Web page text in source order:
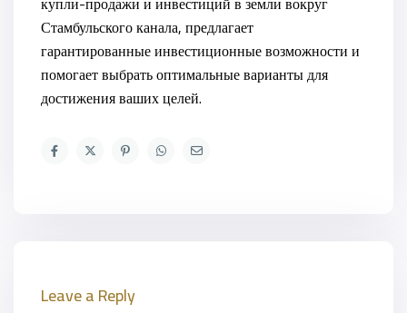
Стамбульского канала, предлагает
гарантированные инвестиционные возможности и
помогает выбрать оптимальные варианты для
достижения ваших целей.
Leave a Reply